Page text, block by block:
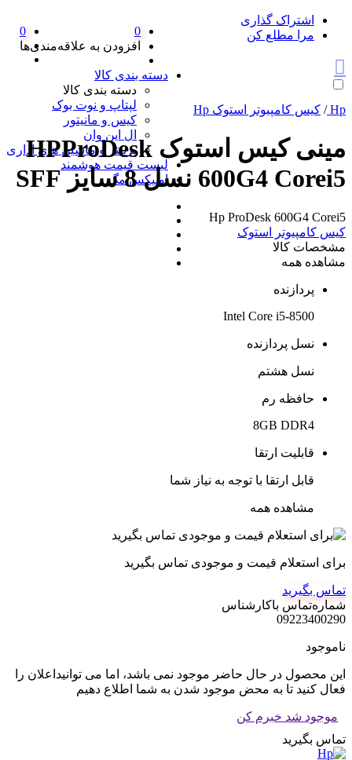
اشتراک گذاری
مرا مطلع کن
0
افزودن به علاقه‌مندی‌ها
0
دسته بندی کالا
دسته بندی کالا
لپتاپ و نوت بوک
کیس و مانیتور
ال این وان
پرینتر و ماشین های اداری
لیست قیمت هوشمند
اونیکس مگ
Hp
/ کیس کامپیوتر استوک Hp
مینی کیس استوک HPProDesk
600G4 Corei5 نسل 8 سایز SFF
Hp ProDesk 600G4 Corei5
کیس کامپیوتر استوک
مشخصات کالا
مشاهده همه
پردازنده
Intel Core i5-8500
نسل پردازنده
نسل هشتم
حافظه رم
8GB DDR4
قابلیت ارتقا
قابل ارتقا با توجه به نیاز شما
مشاهده همه
برای استعلام قیمت و موجودی تماس بگیرید
تماس بگیرید
شماره‌تماس‌ با‌کارشناس
09223400290
ناموجود
این محصول در حال حاضر موجود نمی باشد، اما می توانیداعلان را
فعال کنید تا به محض موجود شدن به شما اطلاع دهیم
موجود شد خبرم کن
تماس بگیرید